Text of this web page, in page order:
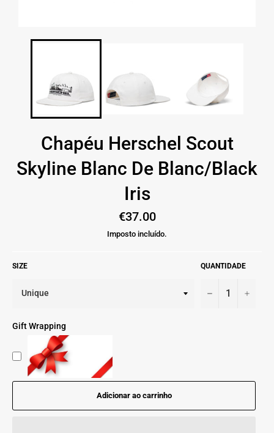
Chapéu Herschel Scout
Skyline Blanc De Blanc/Black
Iris
Preço
normal
€37.00
Imposto incluído.
SIZE QUANTIDADE
− +
Gift Wrapping
Adicionar ao carrinho